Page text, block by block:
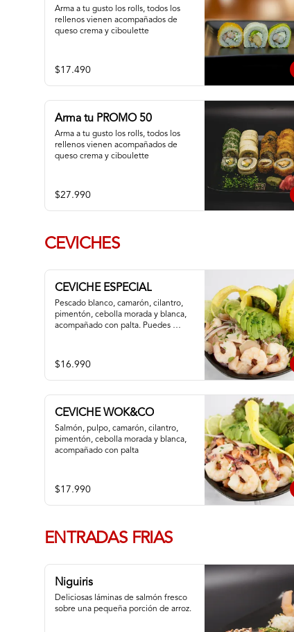
Arma a tu gusto los rolls, todos los
rellenos vienen acompañados de
queso crema y ciboulette
$17.490
Arma tu PROMO 50
Arma a tu gusto los rolls, todos los
rellenos vienen acompañados de
queso crema y ciboulette
$27.990
CEVICHES
CEVICHE ESPECIAL
Pescado blanco, camarón, cilantro,
pimentón, cebolla morada y blanca,
acompañado con palta. Puedes
$16.990
CEVICHE WOK&CO
Salmón, pulpo, camarón, cilantro,
pimentón, cebolla morada y blanca,
acompañado con palta
$17.990
ENTRADAS FRIAS
Niguiris
Deliciosas láminas de salmón fresco
sobre una pequeña porción de arroz.